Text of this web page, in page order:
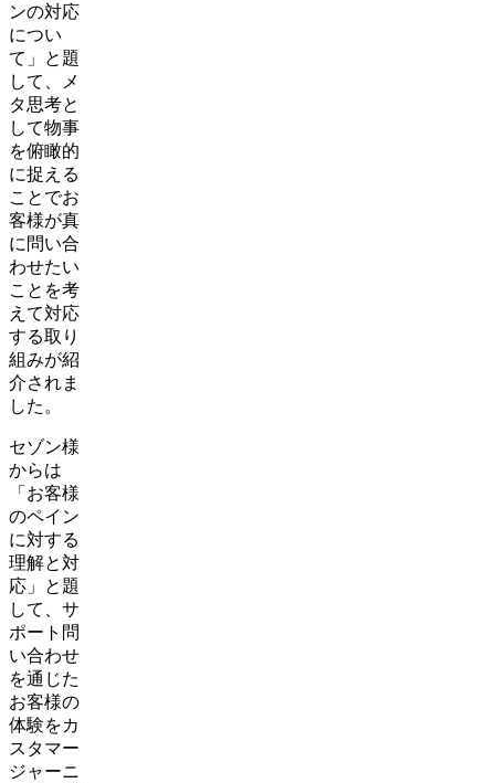
ンの対応
につい
て」と題
して、メ
タ思考と
して物事
を俯瞰的
に捉える
ことでお
客様が真
に問い合
わせたい
ことを考
えて対応
する取り
組みが紹
介されま
した。
セゾン様
からは
「お客様
のペイン
に対する
理解と対
応」と題
して、サ
ポート問
い合わせ
を通じた
お客様の
体験をカ
スタマー
ジャーニ